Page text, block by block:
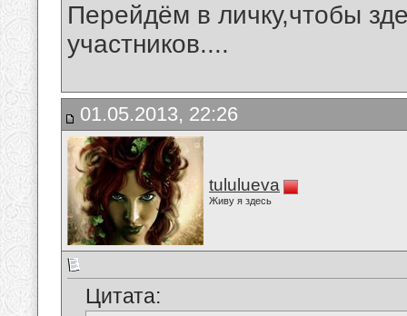
Перейдём в личку,чтобы
участников....
01.05.2013, 22:26
tululueva
Живу я здесь
Цитата: